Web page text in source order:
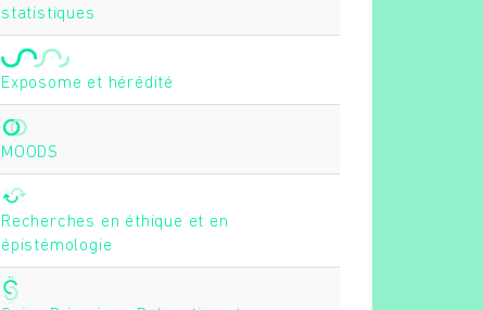
statistiques
Exposome et hérédité
MOODS
Recherches en éthique et en
épistémologie